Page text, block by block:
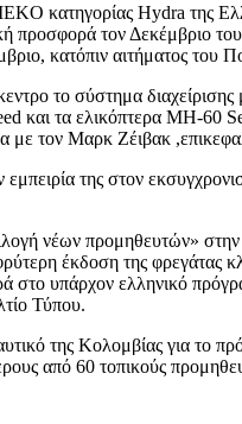
κατηγορίας Hydra της
τον Δεκέμβριο
κατόπιν αιτήματος του
το σύστημα
τα ελικόπτερα MH-60
τον Μαρκ Ζέιβακ
της στον
νέων προμηθευτών»
έκδοση της φρεγάτας
στο υπάρχον ελληνικό
Τύπου.
της Κολομβίας για το
από 60 τοπικούς